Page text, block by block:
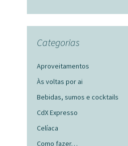
Categorias
Aproveitamentos
Às voltas por ai
Bebidas, sumos e cocktails
CdX Expresso
Celíaca
Como fazer…